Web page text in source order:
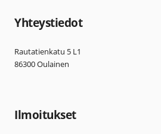
Yhteystiedot
Rautatienkatu 5 L1
86300 Oulainen
Ilmoitukset